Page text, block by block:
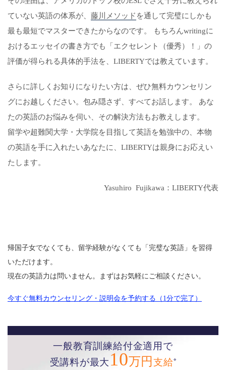
ていない英語の体系が、 藤川メソッド を通して完璧にしかも
最も最短でマスターできたからなのです。 もちろんwritingに
おけるエッセイの書き方でも「エクセレント（優秀）！」の
評価が得られる具体的手法を、LIBERTYでは教えています。
さらに詳しくお知りになりたい方は、ぜひ無料カウンセリン
グにお越しください。包み隠さず、すべてお話します。 あな
たの英語のお悩みを伺い、その解決方法もお教えします。
留学や超難関大学・大学院を目指して英語を勉強中の、本物
の英語を手に入れたいあなたに、LIBERTYは親身にお応えい
たします。
Yasuhiro Fujikawa：LIBERTY代表
帰国子女でなくても、留学経験がなくても「完璧な英語」を習得
いただけます。
現在の英語力は問いません。まずはお気軽にご相談ください。
今すぐ無料カウンセリング・説明会を予約する（1分で完了）
一般教育訓練給付金適用で
受講料が最大 10万円支給※